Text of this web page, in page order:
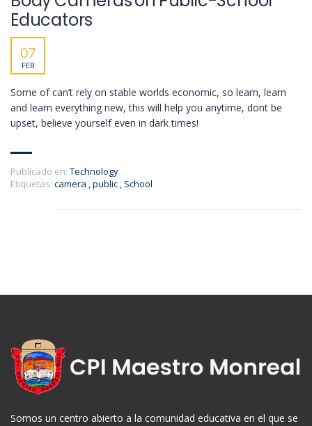
Educators
07
FEB
Some of can’t rely on stable worlds economic, so learn, learn
and learn everything new, this will help you anytime, dont be
upset, believe yourself even in dark times!
Publicado en: Technology
Etiquetas: camera ,public , School
Somos un centro abierto a la comunidad educativa en el que se